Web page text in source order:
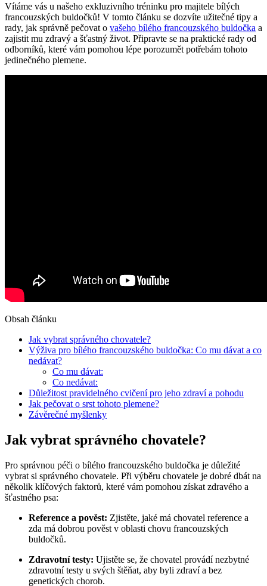
Vítáme vás u našeho exkluzivního tréninku pro majitele bílých
francouzských buldočků! V tomto článku se dozvíte užitečné tipy a
rady, jak správně pečovat o vašeho bílého francouzského buldočka a
zajistit mu zdravý a šťastný život. Připravte se na praktické rady od
odborníků, které vám pomohou lépe porozumět potřebám tohoto
jedinečného plemene.
Obsah článku
Jak vybrat správného chovatele?
Výživa pro bílého francouzského buldočka: Co mu dávat a co
nedávat?
Co mu dávat:
Co nedávat:
Důležitost pravidelného cvičení pro jeho zdraví a pohodu
Jak pečovat o srst tohoto plemene?
Závěrečné myšlenky
Jak vybrat správného chovatele?
Pro správnou péči o bílého francouzského buldočka je důležité
vybrat si správného chovatele. Při výběru chovatele je dobré dbát na
několik klíčových faktorů, které vám pomohou získat zdravého a
šťastného psa:
Reference a pověst: Zjistěte, jaké má chovatel reference a
zda má dobrou pověst v oblasti chovu francouzských
buldočků.
Zdravotní testy: Ujistěte se, že chovatel provádí nezbytné
zdravotní testy u svých štěňat, aby byli zdraví a bez
genetických chorob.